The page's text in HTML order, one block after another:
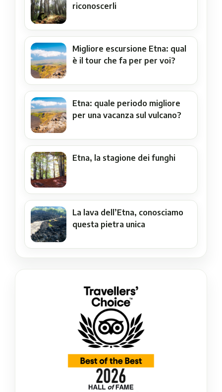
riconoscerli
Migliore escursione Etna: qual
è il tour che fa per per voi?
Etna: quale periodo migliore
per una vacanza sul vulcano?
Etna, la stagione dei funghi
La lava dell’Etna, conosciamo
questa pietra unica